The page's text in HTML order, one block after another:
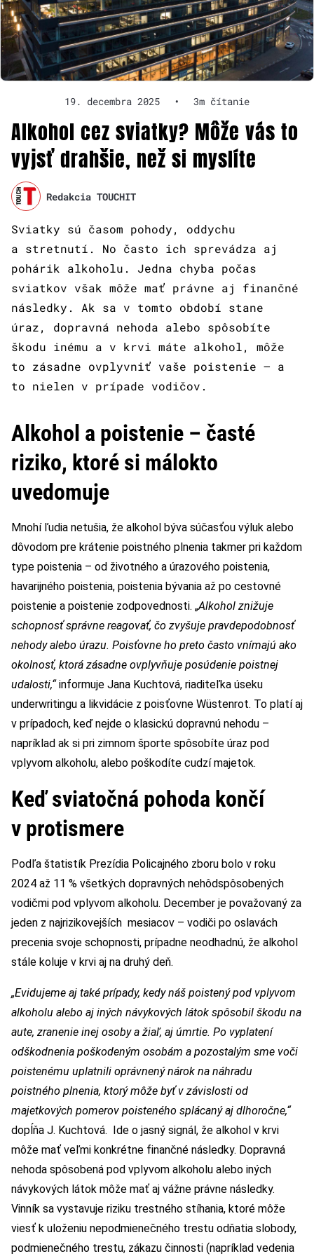
19. decembra 2025 • 3m čítanie
Alkohol cez sviatky? Môže vás to
vyjsť drahšie, než si myslíte
Redakcia TOUCHIT
Sviatky sú časom pohody, oddychu
a stretnutí. No často ich sprevádza aj
pohárik alkoholu. Jedna chyba počas
sviatkov však môže mať právne aj finančné
následky. Ak sa v tomto období stane
úraz, dopravná nehoda alebo spôsobíte
škodu inému a v krvi máte alkohol, môže
to zásadne ovplyvniť vaše poistenie – a
to nielen v prípade vodičov.
Alkohol a poistenie – časté
riziko, ktoré si málokto
uvedomuje
Mnohí ľudia netušia, že alkohol býva súčasťou výluk alebo
dôvodom pre krátenie poistného plnenia takmer pri každom
type poistenia – od životného a úrazového poistenia,
havarijného poistenia, poistenia bývania až po cestovné
poistenie a poistenie zodpovednosti. „Alkohol znižuje
schopnosť správne reagovať, čo zvyšuje pravdepodobnosť
nehody alebo úrazu. Poisťovne ho preto často vnímajú ako
okolnosť, ktorá zásadne ovplyvňuje posúdenie poistnej
udalosti,“informuje Jana Kuchtová, riaditeľka úseku
underwritingu a likvidácie z poisťovne Wüstenrot. To platí aj
v prípadoch, keď nejde o klasickú dopravnú nehodu –
napríklad ak si pri zimnom športe spôsobíte úraz pod
vplyvom alkoholu, alebo poškodíte cudzí majetok.
Keď sviatočná pohoda končí
v protismere
Podľa štatistík Prezídia Policajného zboru bolo v roku
2024 až 11 % všetkých dopravných nehôdspôsobených
vodičmi pod vplyvom alkoholu. December je považovaný za
jeden z najrizikovejších mesiacov – vodiči po oslavách
precenia svoje schopnosti, prípadne neodhadnú, že alkohol
stále koluje v krvi aj na druhý deň.
„Evidujeme aj také prípady, kedy náš poistený pod vplyvom
alkoholu alebo aj iných návykových látok spôsobil škodu na
aute, zranenie inej osoby a žiaľ, aj úmrtie. Po vyplatení
odškodnenia poškodeným osobám a pozostalým sme voči
poistenému uplatnili oprávnený nárok na náhradu
poistného plnenia, ktorý môže byť v závislosti od
majetkových pomerov poisteného splácaný aj dlhoročne,“
dopĺňa J. Kuchtová. Ide o jasný signál, že alkohol v krvi
môže mať veľmi konkrétne finančné následky. Dopravná
nehoda spôsobená pod vplyvom alkoholu alebo iných
návykových látok môže mať aj vážne právne následky.
Vinník sa vystavuje riziku trestného stíhania, ktoré môže
viesť k uloženiu nepodmienečného trestu odňatia slobody,
podmienečného trestu, zákazu činnosti (napríklad vedenia